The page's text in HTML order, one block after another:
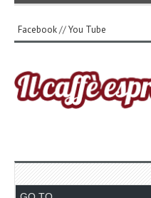
Facebook//You Tube